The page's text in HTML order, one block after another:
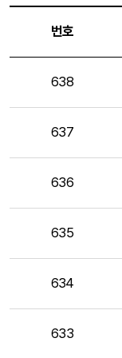
번호
638
637
636
635
634
633